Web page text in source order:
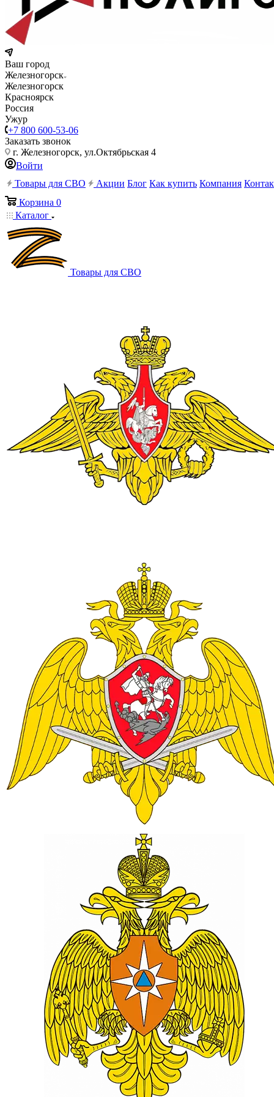
Ваш город
Железногорск
Железногорск
Красноярск
Россия
Ужур
+7 800 600-53-06
Заказать звонок
г. Железногорск, ул.Октябрьская 4
Войти
Товары для СВО
Акции Блог Как купить Компания
Корзина 0
Каталог
Товары для СВО